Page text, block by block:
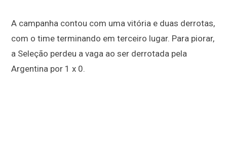
A campanha contou com uma vitória e duas derrotas,
com o time terminando em terceiro lugar. Para piorar,
a Seleção perdeu a vaga ao ser derrotada pela
Argentina por 1 x 0.